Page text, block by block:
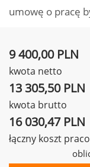
umowę o pracę
9 400,00 PLN
kwota netto
13 305,50 PLN
kwota brutto
16 030,47 PLN
łączny koszt